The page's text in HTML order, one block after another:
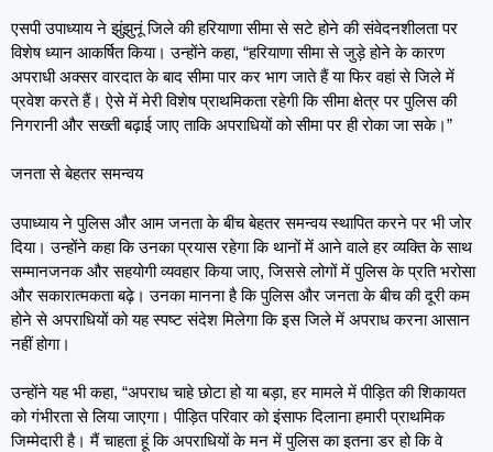
एसपी उपाध्याय ने झुंझुनूं जिले की हरियाणा सीमा से सटे होने की संवेदनशीलता पर
विशेष ध्यान आकर्षित किया। उन्होंने कहा, “हरियाणा सीमा से जुड़े होने के कारण
अपराधी अक्सर वारदात के बाद सीमा पार कर भाग जाते हैं या फिर वहां से जिले में
प्रवेश करते हैं। ऐसे में मेरी विशेष प्राथमिकता रहेगी कि सीमा क्षेत्र पर पुलिस की
निगरानी और सख्ती बढ़ाई जाए ताकि अपराधियों को सीमा पर ही रोका जा सके।”
जनता से बेहतर समन्वय
उपाध्याय ने पुलिस और आम जनता के बीच बेहतर समन्वय स्थापित करने पर भी जोर
दिया। उन्होंने कहा कि उनका प्रयास रहेगा कि थानों में आने वाले हर व्यक्ति के साथ
सम्मानजनक और सहयोगी व्यवहार किया जाए, जिससे लोगों में पुलिस के प्रति भरोसा
और सकारात्मकता बढ़े। उनका मानना है कि पुलिस और जनता के बीच की दूरी कम
होने से अपराधियों को यह स्पष्ट संदेश मिलेगा कि इस जिले में अपराध करना आसान
नहीं होगा।
उन्होंने यह भी कहा, “अपराध चाहे छोटा हो या बड़ा, हर मामले में पीड़ित की शिकायत
को गंभीरता से लिया जाएगा। पीड़ित परिवार को इंसाफ दिलाना हमारी प्राथमिक
जिम्मेदारी है। मैं चाहता हूं कि अपराधियों के मन में पुलिस का इतना डर हो कि वे